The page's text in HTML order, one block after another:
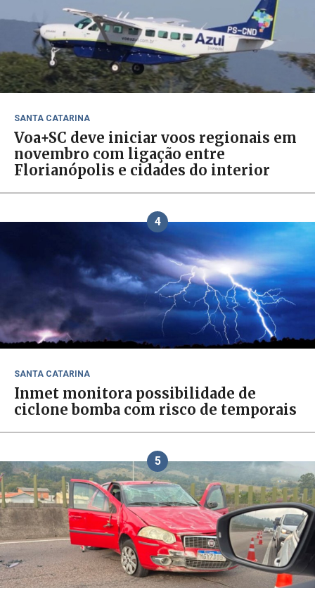
SANTA CATARINA
Voa+SC deve iniciar voos regionais em
novembro com ligação entre
Florianópolis e cidades do interior
4
SANTA CATARINA
Inmet monitora possibilidade de
ciclone bomba com risco de temporais
5